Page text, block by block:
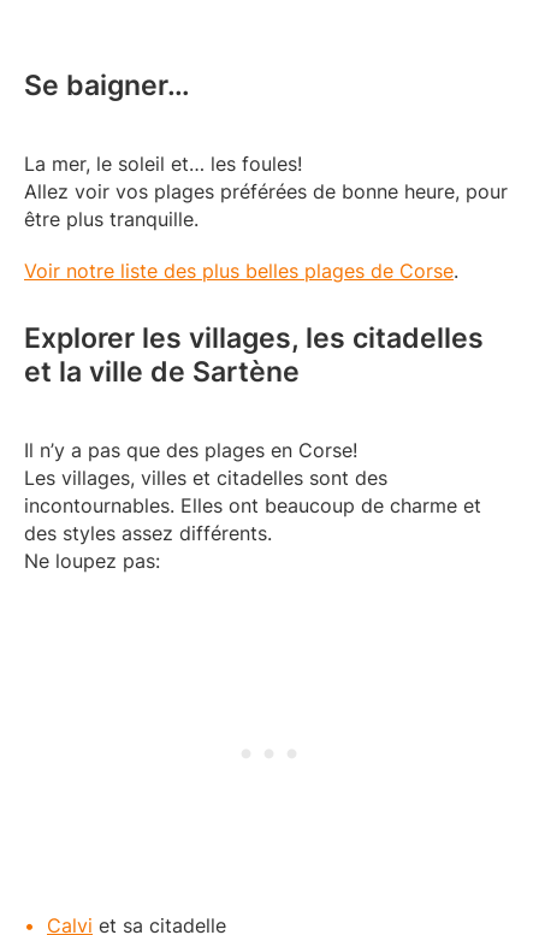
Se baigner…
La mer, le soleil et… les foules!
Allez voir vos plages préférées de bonne heure, pour
être plus tranquille.
Voir notre liste des plus belles plages de Corse.
Explorer les villages, les citadelles
et la ville de Sartène
Il n’y a pas que des plages en Corse!
Les villages, villes et citadelles sont des
incontournables. Elles ont beaucoup de charme et
des styles assez différents.
Ne loupez pas:
Calvi et sa citadelle